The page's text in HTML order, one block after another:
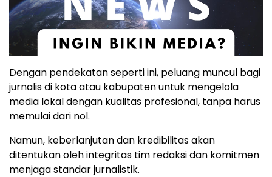
Dengan pendekatan seperti ini, peluang muncul bagi
jurnalis di kota atau kabupaten untuk mengelola
media lokal dengan kualitas profesional, tanpa harus
memulai dari nol.
Namun, keberlanjutan dan kredibilitas akan
ditentukan oleh integritas tim redaksi dan komitmen
menjaga standar jurnalistik.